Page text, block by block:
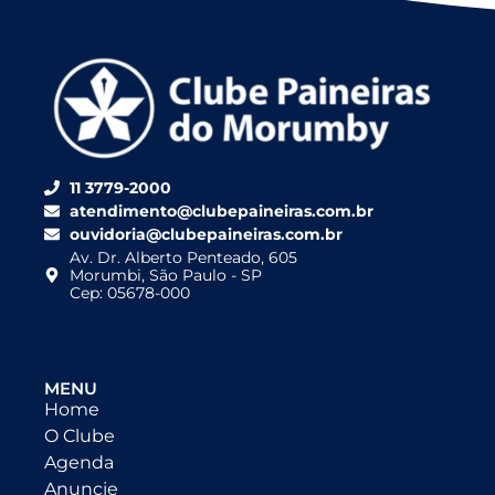
11 3779-2000
atendimento@clubepaineiras.com.br
ouvidoria@clubepaineiras.com.br
Av. Dr. Alberto Penteado, 605
Morumbi, São Paulo - SP
Cep: 05678-000
MENU
Home
O Clube
Agenda
Anuncie